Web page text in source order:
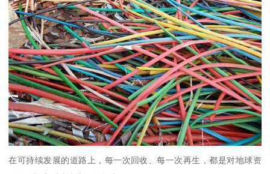
在可持续发展的道路上，每一次回收、每一次再生，都是对地球资